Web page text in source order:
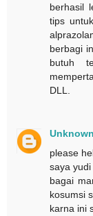
berhasil
tips
berbagi
butuh
DLL.
Unknown
please
saya
bagai
kosumsi
karna ini